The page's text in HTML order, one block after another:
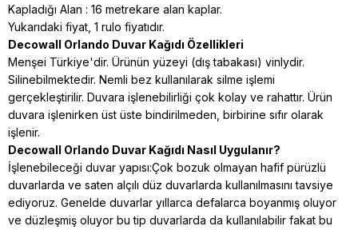
Kapladığı Alan : 16 metrekare alan kaplar.
Yukarıdaki fiyat, 1 rulo fiyatıdır.
Decowall Orlando Duvar Kağıdı Özellikleri
Menşei Türkiye'dir. Ürünün yüzeyi (dış tabakası) vinlydir.
Silinebilmektedir. Nemli bez kullanılarak silme işlemi
gerçekleştirilir. Duvara işlenebilirliği çok kolay ve rahattır. Ürün
duvara işlenirken üst üste bindirilmeden, birbirine sıfır olarak
işlenir.
Decowall Orlando Duvar Kağıdı Nasıl Uygulanır?
İşlenebileceği duvar yapısı:Çok bozuk olmayan hafif pürüzlü
duvarlarda ve saten alçılı düz duvarlarda kullanılmasını tavsiye
ediyoruz. Genelde duvarlar yıllarca defalarca boyanmış oluyor
ve düzleşmiş oluyor bu tip duvarlarda da kullanılabilir fakat bu